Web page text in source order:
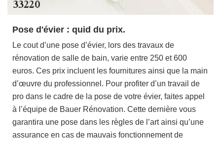
Pose d'évier : quid du prix.
Le cout d’une pose d’évier, lors des travaux de
rénovation de salle de bain, varie entre 250 et 600
euros. Ces prix incluent les fournitures ainsi que la main
d’œuvre du professionnel. Pour profiter d’un travail de
pro dans le cadre de la pose de votre évier, faites appel
à l’équipe de Bauer Rénovation. Cette dernière vous
garantira une pose dans les règles de l’art ainsi qu’une
assurance en cas de mauvais fonctionnement de